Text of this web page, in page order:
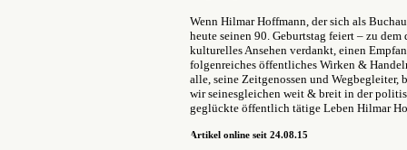
Wenn Hilmar Hoffmann, der sich als
heute seinen 90. Geburtstag feiert – zu
kulturelles Ansehen verdankt, einen
folgenreiches öffentliches Wirken &
alle, seine Zeitgenossen und Wegbegleiter,
wir seinesgleichen weit & breit in der
geglückte öffentlich tätige Leben Hilmar
Artikel online seit 24.08.15